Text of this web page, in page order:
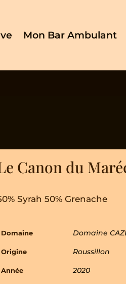
Mon Bar Ambulant
Canon du
Syrah 50% Grenache
Domaine Domaine
Origine Roussillon
Année 2020